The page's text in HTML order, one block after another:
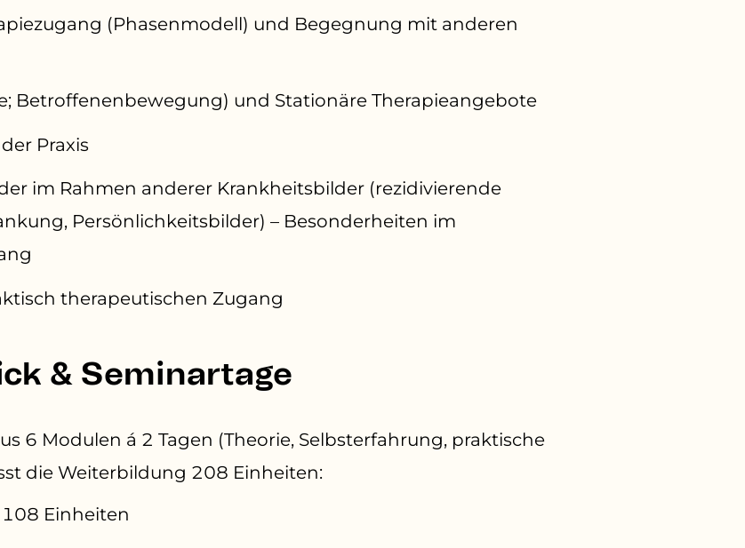
(Phasenmodell) und Begegnung mit anderen
Betroffenenbewegung) und Stationäre Therapieangebote
Praxis
im Rahmen anderer Krankheitsbilder (rezidivierende
Persönlichkeitsbilder) – Besonderheiten im
therapeutischen Zugang
& Seminartage
6 Modulen á 2 Tagen (Theorie, Selbsterfahrung, praktische
die Weiterbildung 208 Einheiten:
Einheiten